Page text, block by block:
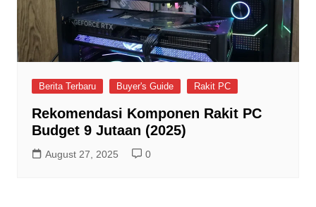
Berita Terbaru Buyer's Guide Rakit PC
Rekomendasi Komponen Rakit PC
Budget 9 Jutaan (2025)
August 27, 2025 0